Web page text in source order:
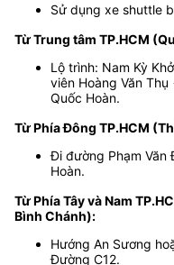
Sử dụng xe shuttle
Từ Trung tâm TP.HCM
Lộ trình: Nam Kỳ
viên Hoàng Văn
Quốc Hoàn.
Từ Phía Đông TP.HCM
Đi đường Phạm
Hoàn.
Từ Phía Tây và Nam
Bình Chánh):
Hướng An Sương
Đường C12.